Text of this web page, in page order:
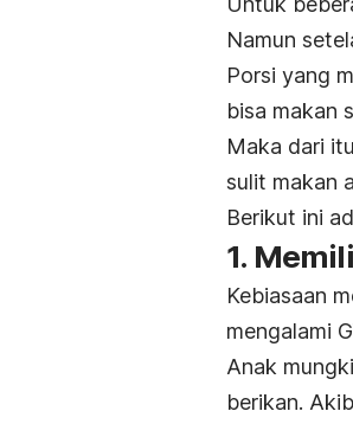
Namun
Porsi yang
bisa makan
Maka dari
sulit makan
Berikut ini
1.
Kebiasaan
mengalami
Anak
berikan.